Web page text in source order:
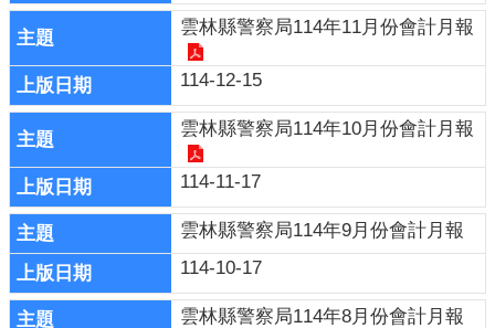
專
區
影
音
出
品
相
關
連
結
雲林縣警察局114年11月份會計月報
114-12-15
雲林縣警察局114年10月份會計月報
114-11-17
雲林縣警察局114年9月份會計月報
114-10-17
雲林縣警察局114年8月份會計月報